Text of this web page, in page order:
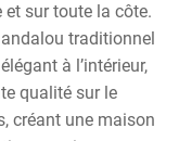
et sur toute la côte.
traditionnel
à l’intérieur,
qualité sur le
créant une maison